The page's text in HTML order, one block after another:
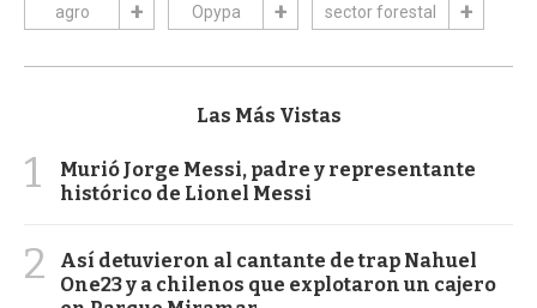
agro Opypa sector forestal
Las Más Vistas
1
Murió Jorge Messi, padre y representante
histórico de Lionel Messi
2
Así detuvieron al cantante de trap Nahuel
One23 y a chilenos que explotaron un cajero